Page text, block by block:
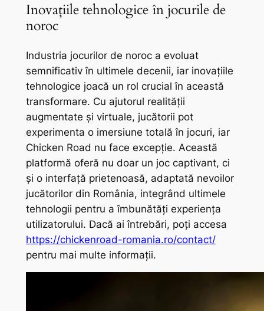
Inovațiile tehnologice în jocurile de
noroc
Industria jocurilor de noroc a evoluat
semnificativ în ultimele decenii, iar inovațiile
tehnologice joacă un rol crucial în această
transformare. Cu ajutorul realității
augmentate și virtuale, jucătorii pot
experimenta o imersiune totală în jocuri, iar
Chicken Road nu face excepție. Această
platformă oferă nu doar un joc captivant, ci
și o interfață prietenoasă, adaptată nevoilor
jucătorilor din România, integrând ultimele
tehnologii pentru a îmbunătăți experiența
utilizatorului. Dacă ai întrebări, poți accesa
https://chickenroad-romania.ro/contact/
pentru mai multe informații.